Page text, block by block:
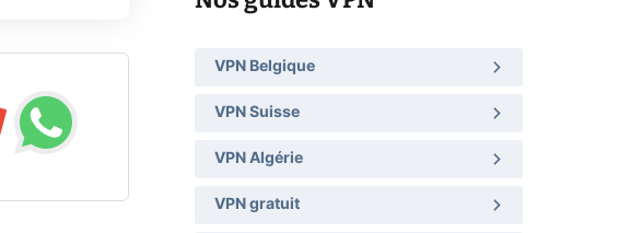
VPN Belgique
VPN Suisse
VPN Algérie
VPN gratuit